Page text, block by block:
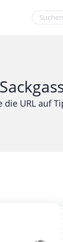
URL auf